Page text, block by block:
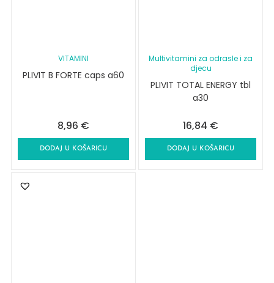
VITAMINI
PLIVIT B FORTE caps a60
8,96 €
DODAJ U KOŠARICU
Multivitamini za odrasle i za
djecu
PLIVIT TOTAL ENERGY tbl
a30
16,84 €
DODAJ U KOŠARICU